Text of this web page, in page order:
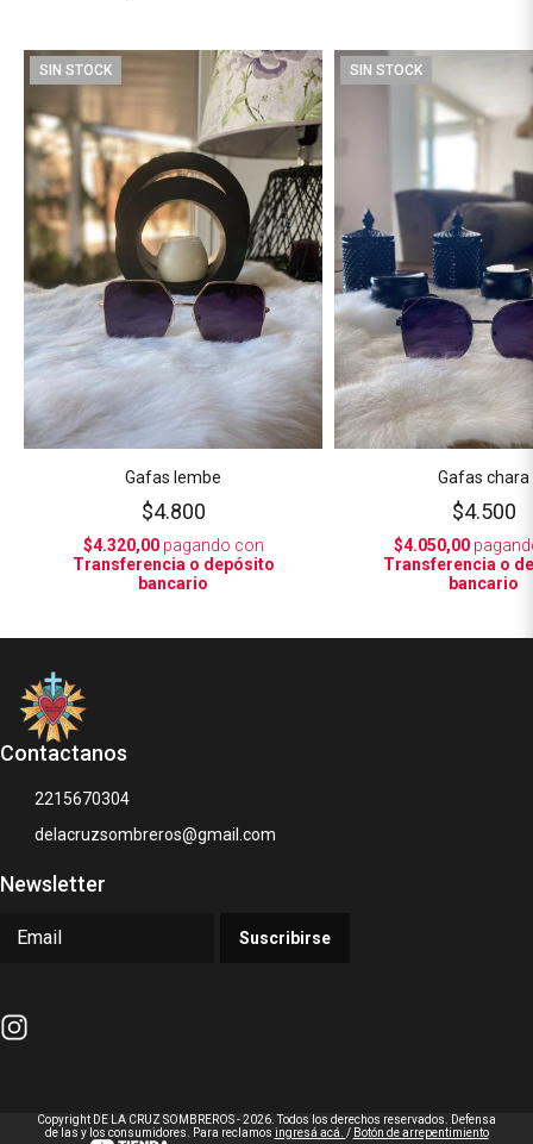
SIN STOCK
Gafas lembe
$4.800
$4.320,00pagando con
Transferencia o depósito
bancario
SIN STOCK
Gafas chara
$4.500
$4.050,00
Transferencia o
bancario
Contactanos
2215670304
delacruzsombreros@gmail.com
Newsletter
Suscribirse
Copyright DE LA CRUZ SOMBREROS - 2026. Todos los derechos reservados. Defensa
de las y los consumidores. Para reclamos ingresá acá. / Botón de arrepentimiento